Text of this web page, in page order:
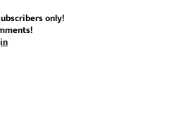
only!